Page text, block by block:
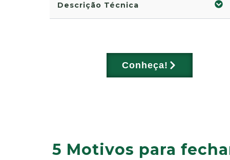
Descrição Técnica
Conheça!
5 Motivos para